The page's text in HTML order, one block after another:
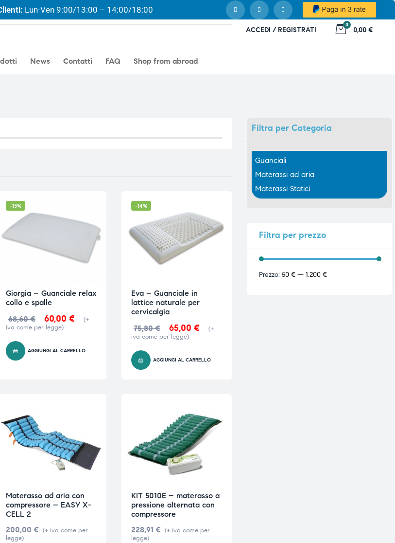
Lun-Ven 9:00/13:00 – 14:00/18:00
ACCEDI / REGISTRATI
0
0,00 €
News Contatti FAQ Shop from abroad
-13%
Giorgia – Guanciale relax
collo e spalle
68,60€ 60,00 €
(+
iva come per legge)
AGGIUNGI AL CARRELLO
-14%
Eva – Guanciale in
lattice naturale per
cervicalgia
75,80€ 65,00 €
(+
iva come per legge)
AGGIUNGI AL CARRELLO
Materasso ad aria con
compressore – EASY X-
CELL 2
200,00 € (+ iva come per
legge)
KIT 5010E – materasso a
pressione alternata con
compressore
228,91 € (+ iva come per
legge)
Filtra per Categoria
Guanciali
Materassi ad aria
Materassi Statici
Filtra per prezzo
Prezzo: 50 € — 1.200 €